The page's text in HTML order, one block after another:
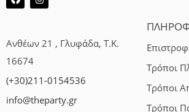
Ανθέων 21 , Γλυφάδα, Τ.Κ.
16674
(+30)211-0154536
info@theparty.gr
Τρόποι
Τρόποι
Τρόποι